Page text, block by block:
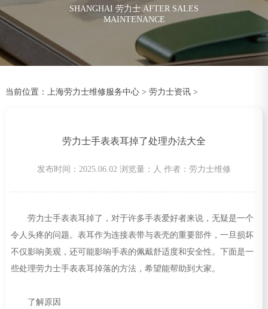
SHANGHAI 劳力士 AFTER SALES
MAINTENANCE
当前位置： 上海劳力士维修服务中心> 劳力士资讯>
劳力士手表表耳掉了处理办法大全
发布时间：2025.06.02 浏览量： 人 作者：劳力士维修
劳力士手表表耳掉了，对于许多手表爱好者来说，无疑是一个
令人头疼的问题。表耳作为连接表带与表壳的重要部件，一旦损坏
不仅影响美观，还可能影响手表的佩戴舒适度和安全性。下面是一
些处理劳力士手表表耳掉落的方法，希望能帮助到大家。
了解原因